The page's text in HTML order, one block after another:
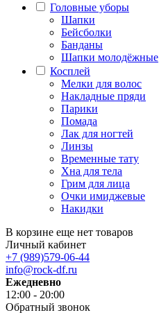
Головные уборы
Шапки
Бейсболки
Банданы
Шапки молодёжные
Косплей
Мелки для волос
Накладные пряди
Парики
Помада
Лак для ногтей
Линзы
Временные тату
Хна для тела
Грим для лица
Очки имиджевые
Накидки
В корзине еще нет товаров
Личный кабинет
+7 (989)579-06-44
info@rock-df.ru
Ежедневно
12:00 - 20:00
Обратный звонок